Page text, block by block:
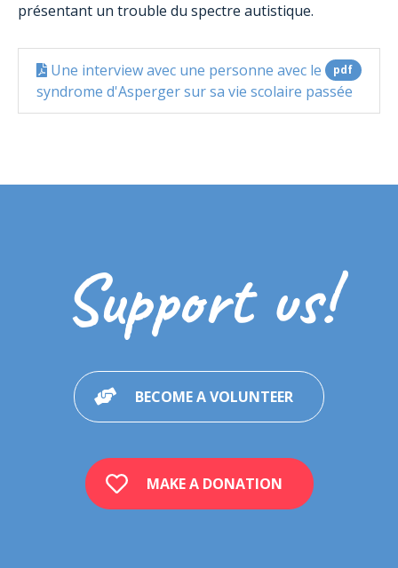
présentant un trouble du spectre autistique.
pdf
Une interview avec une personne avec le
syndrome d'Asperger sur sa vie scolaire passée
Support us!
BECOME A VOLUNTEER
MAKE A DONATION